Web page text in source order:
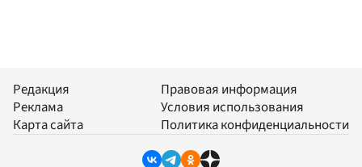
Редакция
Реклама
Карта сайта
Правовая информация
Условия использования
Политика конфиденциальности